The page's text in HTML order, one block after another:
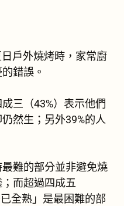
戶外燒烤時，家常廚
錯誤。
三（43%）表示他們
然生；另外39%的人
難的部分並非避免燒
而超過四成五
全熟」是最困難的部